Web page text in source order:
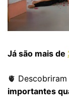
Já são mais de
🫀
importantes